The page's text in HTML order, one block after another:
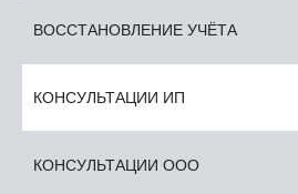
ВОССТАНОВЛЕНИЕ УЧЁТА
КОНСУЛЬТАЦИИ ИП
КОНСУЛЬТАЦИИ ООО